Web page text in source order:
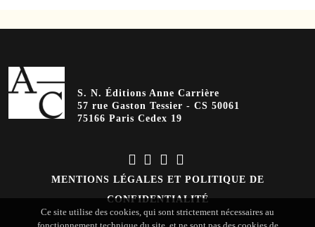
S. N. Éditions Anne Carrière
57 rue Gaston Tessier - CS 50061
75166 Paris Cedex 19
MENTIONS LÉGALES ET POLITIQUE DE
CONFIDENTIALITÉ
Ce site utilise des cookies, qui sont strictement nécessaires au